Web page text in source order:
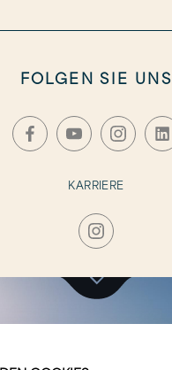
FOLGEN SIE UNS
KARRIERE